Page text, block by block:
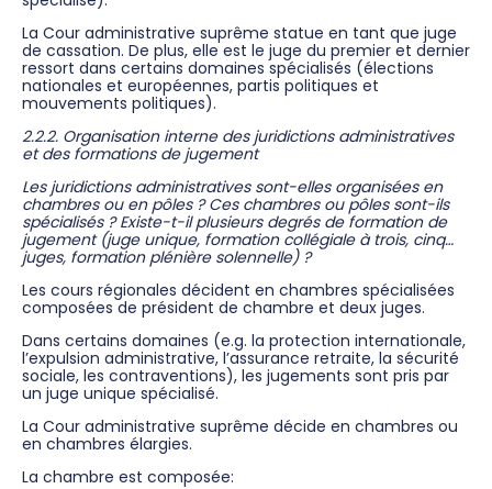
La Cour administrative suprême statue en tant que juge
de cassation. De plus, elle est le juge du premier et dernier
ressort dans certains domaines spécialisés (élections
nationales et européennes, partis politiques et
mouvements politiques).
2.2.2. Organisation interne des juridictions administratives
et des formations de jugement
Les juridictions administratives sont-elles organisées en
chambres ou en pôles ? Ces chambres ou pôles sont-ils
spécialisés ? Existe-t-il plusieurs degrés de formation de
jugement (juge unique, formation collégiale à trois, cinq…
juges, formation plénière solennelle) ?
Les cours régionales décident en chambres spécialisées
composées de président de chambre et deux juges.
Dans certains domaines (e.g. la protection internationale,
l’expulsion administrative, l’assurance retraite, la sécurité
sociale, les contraventions), les jugements sont pris par
un juge unique spécialisé.
La Cour administrative suprême décide en chambres ou
en chambres élargies.
La chambre est composée: